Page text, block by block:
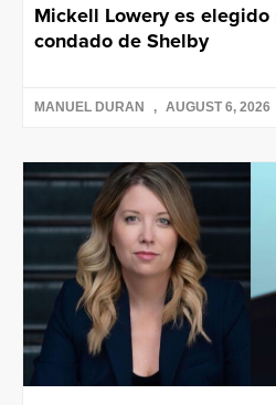
Mickell Lowery es
condado de Shelby
MANUEL DURAN AUGUST 6, 2026